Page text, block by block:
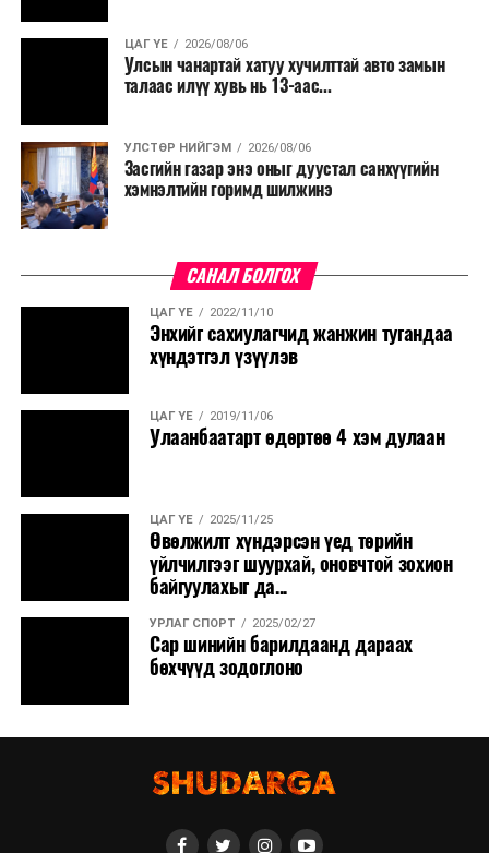
ЦАГ ҮЕ 2026/08/06
Улсын чанартай хатуу хучилттай авто замын
талаас илүү хувь нь 13-аас...
УЛСТӨР НИЙГЭМ 2026/08/06
Засгийн газар энэ оныг дуустал санхүүгийн
хэмнэлтийн горимд шилжинэ
САНАЛ БОЛГОХ
ЦАГ ҮЕ 2022/11/10
Энхийг сахиулагчид жанжин тугандаа
хүндэтгэл үзүүлэв
ЦАГ ҮЕ 2019/11/06
Улаанбаатарт өдөртөө 4 хэм дулаан
ЦАГ ҮЕ 2025/11/25
Өвөлжилт хүндэрсэн үед төрийн
үйлчилгээг шуурхай, оновчтой зохион
байгуулахыг да...
УРЛАГ СПОРТ 2025/02/27
Сар шинийн барилдаанд дараах
бөхчүүд зодоглоно